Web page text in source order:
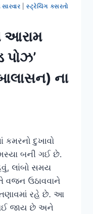
|સ્ટ્રેચિંગ કસરતો
આરામ
પોઝ’
ના
દુખાવો
બની ગઈ છે.
લાંબો સમય
વજન ઉઠાવવાને
રહે છે. આ
જાય છે અને